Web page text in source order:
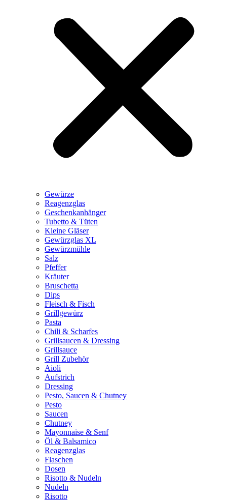
Gewürze
Reagenzglas
Geschenkanhänger
Tubetto & Tüten
Kleine Gläser
Gewürzglas XL
Gewürzmühle
Salz
Pfeffer
Kräuter
Bruschetta
Dips
Fleisch & Fisch
Grillgewürz
Pasta
Chili & Scharfes
Grillsaucen & Dressing
Grillsauce
Grill Zubehör
Aioli
Aufstrich
Dressing
Pesto, Saucen & Chutney
Pesto
Saucen
Chutney
Mayonnaise & Senf
Öl & Balsamico
Reagenzglas
Flaschen
Dosen
Risotto & Nudeln
Nudeln
Risotto